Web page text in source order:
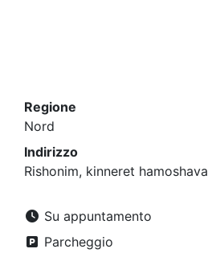
Regione
Nord
Indirizzo
Rishonim, kinneret hamoshava
Su appuntamento
Parcheggio